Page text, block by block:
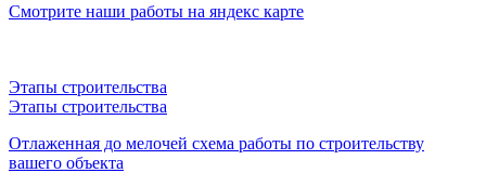
Смотрите наши работы на яндекс карте
Этапы строительства
Этапы строительства
Отлаженная до мелочей схема работы по строительству
вашего объекта